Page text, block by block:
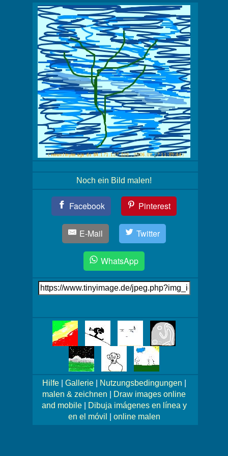
Noch ein Bild malen!
Facebook Pinterest
E-Mail Twitter
WhatsApp
Link
auf's
Bilder!
Hilfe| Gallerie| Nutzungsbedingungen
malen & zeichnen
Draw images online
and mobile|
Dibuja imágenes en línea y
en el móvil
online malen